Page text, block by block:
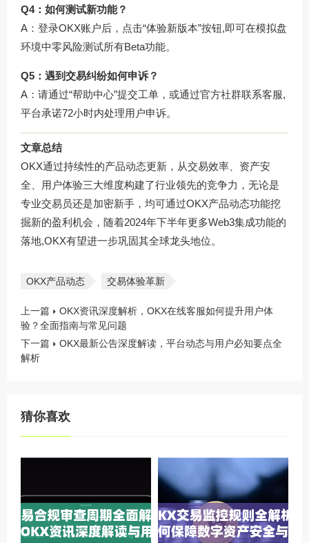
Q4：如何测试新功能？
A：登录OKX账户后，点击“体验新版本”按钮,即可在模拟盘
环境中零风险测试所有Beta功能。
Q5：遇到交易纠纷如何申诉？
A：请通过“帮助中心”提交工单，或通过官方社群联系客服,
平台承诺72小时内处理用户申诉。
文章总结
OKX通过持续性的产品动态更新，从交易效率、资产安
全、用户体验三大维度构建了行业领先的竞争力，无论是
专业交易员还是加密新手，均可通过OKX产品动态功能挖
掘新的盈利机会，随着2024年下半年更多Web3集成功能的
落地,OKX有望进一步巩固其全球龙头地位。
OKX产品动态 交易体验革新
上一篇
OKX资讯深度解析，OKX在线客服如何提升用户体
验？全面指南与常见问题
下一篇
OKX最新公告深度解读，平台动态与用户必知要点全
解析
猜你喜欢